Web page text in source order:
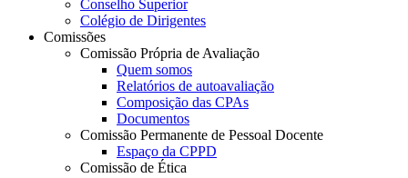
Conselho Superior
Colégio de Dirigentes
Comissões
Comissão Própria de Avaliação
Quem somos
Relatórios de autoavaliação
Composição das CPAs
Documentos
Comissão Permanente de Pessoal Docente
Espaço da CPPD
Comissão de Ética